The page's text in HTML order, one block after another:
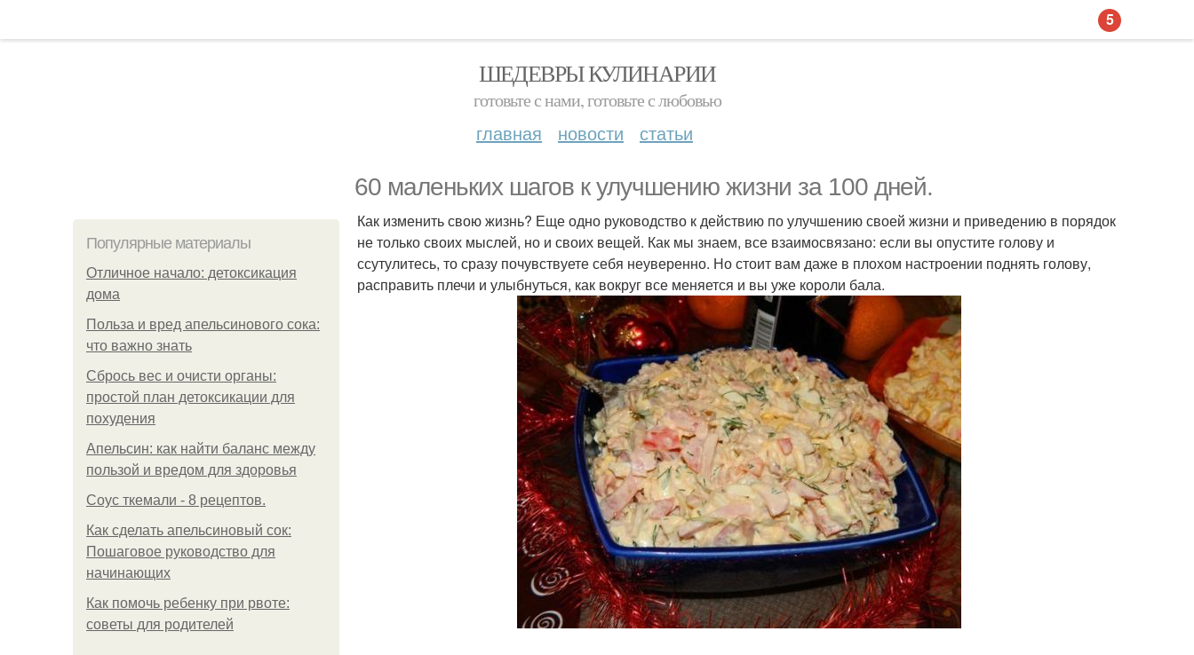
ШЕДЕВРЫ КУЛИНАРИИ
готовьте с нами, готовьте с любовью
главная новости статьи
60 маленьких шагов к улучшению жизни за 100 дней.
Популярные материалы
Отличное начало: детоксикация
дома
Польза и вред апельсинового сока:
что важно знать
Сбрось вес и очисти органы:
простой план детоксикации для
похудения
Апельсин: как найти баланс между
пользой и вредом для здоровья
Соус ткемали - 8 рецептов.
Как сделать апельсиновый сок:
Пошаговое руководство для
начинающих
Как помочь ребенку при рвоте:
советы для родителей
Как изменить свою жизнь? Еще одно руководство к действию по улучшению своей жизни и приведению в порядок
не только своих мыслей, но и своих вещей. Как мы знаем, все взаимосвязано: если вы опустите голову и
ссутулитесь, то сразу почувствуете себя неуверенно. Но стоит вам даже в плохом настроении поднять голову,
расправить плечи и улыбнуться, как вокруг все меняется и вы уже короли бала.
5